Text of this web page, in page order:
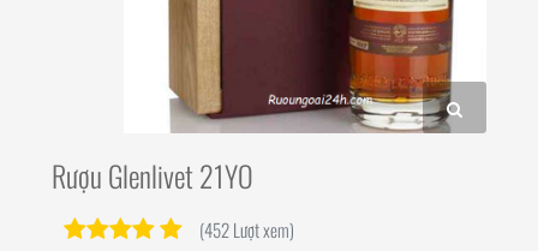
Rượu Glenlivet 21YO
(452 Lượt xem)